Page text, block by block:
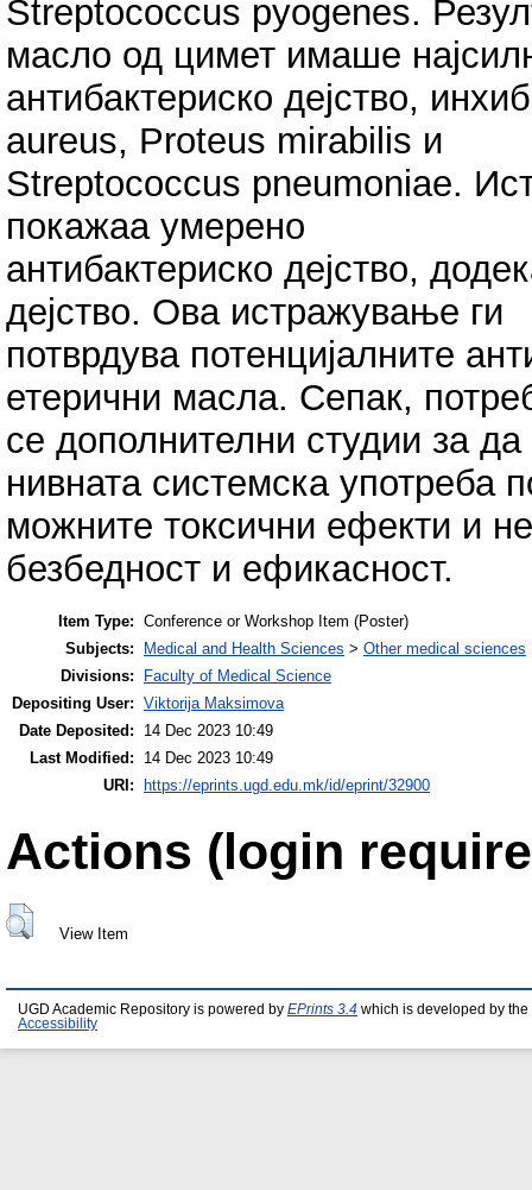
Streptococcus pyogenes.
масло од цимет имаше
антибактериско дејство,
aureus, Proteus mirabilis и
Streptococcus pneumoniae.
покажаа умерено
антибактериско дејство,
дејство. Ова истражување ги
потврдува потенцијалните
етерични масла. Сепак,
се дополнителни студии за
нивната системска употреба
можните токсични ефекти и
безбедност и ефикасност.
Item Type: Conference or Workshop Item (Poster)
Subjects:
Medical and Health Sciences > Other medical sciences
Divisions:
Faculty of Medical Science
Depositing User: Viktorija Maksimova
Date Deposited:
14 Dec 2023 10:49
Last Modified:
14 Dec 2023 10:49
URI:
https://eprints.ugd.edu.mk/id/eprint/32900
Actions (login
View Item
UGD Academic Repository is powered by EPrints 3.4 which is developed by the
Accessibility